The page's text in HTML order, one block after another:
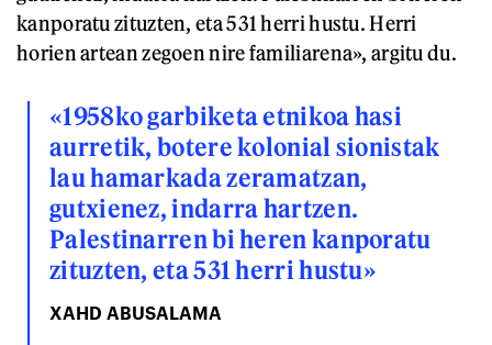
kanporatu zituzten, eta 531 herri hustu. Herri
horien artean zegoen nire familiarena», argitu du.
«1958ko garbiketa etnikoa hasi
aurretik, botere kolonial sionistak
lau hamarkada zeramatzan,
gutxienez, indarra hartzen.
Palestinarren bi heren kanporatu
zituzten, eta 531 herri hustu»
XAHD ABUSALAMA